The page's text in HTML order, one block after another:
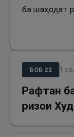
ба шаҳодат
БОБ 22 1
Рафтан
ризои